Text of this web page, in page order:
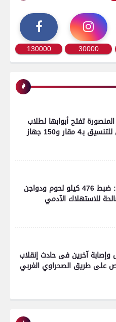
30000
130000
المنصورة تفتح أبوابها لطلاب
المرحلة الأولى للتنسيق بـ4 مقار و150 جهاز
تموين الفيوم : ضبط 476 كيلو لحوم ودواجن
للاستهلاك الآدمي
وإصابة آخرين فى حادث إنقلاب
على طريق الصحراوي الغربي